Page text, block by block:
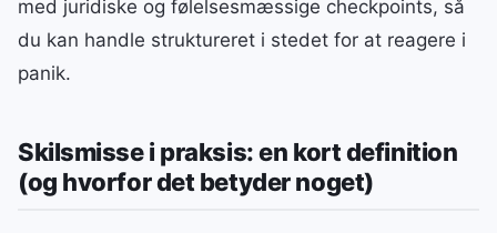
med juridiske og følelsesmæssige checkpoints, så
du kan handle struktureret i stedet for at reagere i
panik.
Skilsmisse i praksis: en kort definition
(og hvorfor det betyder noget)